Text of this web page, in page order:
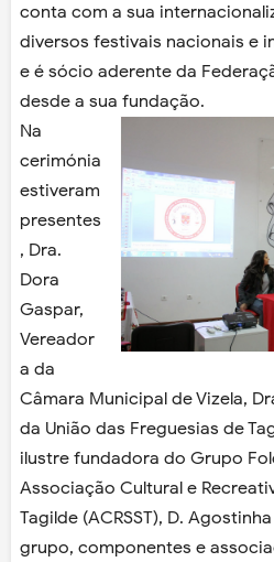
conta com a sua
diversos festivais nacionais e
e é sócio aderente da
desde a sua fundação.
Na
cerimónia
estiveram
presentes
, Dra.
Dora
Gaspar,
Vereador
a da
Câmara Municipal de Vizela,
da União das Freguesias de
ilustre fundadora do Grupo
Associação Cultural e
Tagilde (ACRSST), D.
grupo, componentes e